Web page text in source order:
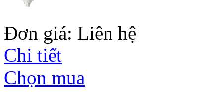
Đơn giá: Liên hệ
Chi tiết
Chọn mua